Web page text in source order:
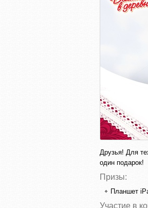
Друзья! Для
один подарок!
Призы:
Планшет
Участие в